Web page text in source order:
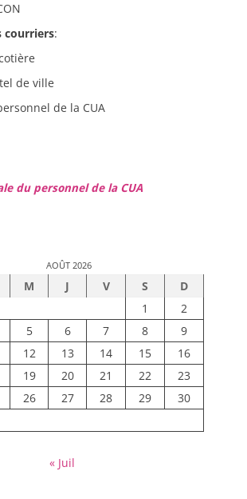
courriers:
de ville
de la CUA
du personnel de la CUA
AOÛT 2026
M J V S
D
1
2
5 6 7 8
9
12 13 14 15
16
19 20 21 22
23
26 27 28 29
30
« Juil